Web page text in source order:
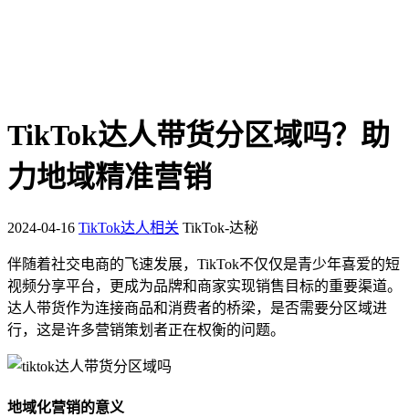
TikTok达人带货分区域吗？助
力地域精准营销
2024-04-16 TikTok达人相关 TikTok-达秘
伴随着社交电商的飞速发展，TikTok不仅仅是青少年喜爱的短
视频分享平台，更成为品牌和商家实现销售目标的重要渠道。
达人带货作为连接商品和消费者的桥梁，是否需要分区域进
行，这是许多营销策划者正在权衡的问题。
地域化营销的意义